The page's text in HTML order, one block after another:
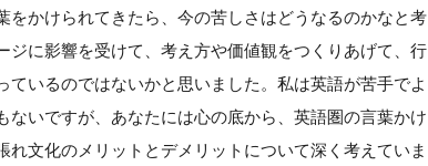
をかけられてきたら、今の苦しさはどうなるのかなと考
ジに影響を受けて、考え方や価値観をつくりあげて、行
いるのではないかと思いました。私は英語が苦手でよ
ないですが、あなたには心の底から、英語圏の言葉かけ
文化のメリットとデメリットについて深く考えていま